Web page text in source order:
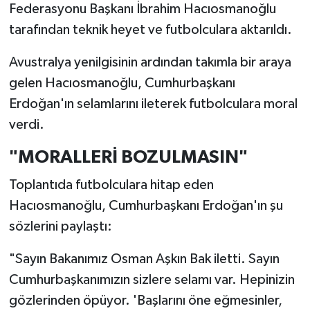
Federasyonu Başkanı İbrahim Hacıosmanoğlu
tarafından teknik heyet ve futbolculara aktarıldı.
Avustralya yenilgisinin ardından takımla bir araya
gelen Hacıosmanoğlu, Cumhurbaşkanı
Erdoğan'ın selamlarını ileterek futbolculara moral
verdi.
"MORALLERİ BOZULMASIN"
Toplantıda futbolculara hitap eden
Hacıosmanoğlu, Cumhurbaşkanı Erdoğan'ın şu
sözlerini paylaştı:
"Sayın Bakanımız Osman Aşkın Bak iletti. Sayın
Cumhurbaşkanımızın sizlere selamı var. Hepinizin
gözlerinden öpüyor. 'Başlarını öne eğmesinler,